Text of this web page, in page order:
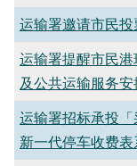
运输署邀请市民
运输署提醒市民
及公共运输服务安
运输署招标承投
新一代停车收费